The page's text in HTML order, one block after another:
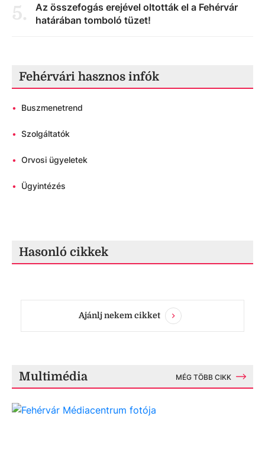
5.
Az összefogás erejével oltották el a Fehérvár
határában tomboló tüzet!
Fehérvári hasznos infók
• Buszmenetrend
• Szolgáltatók
• Orvosi ügyeletek
• Ügyintézés
Hasonló cikkek
Ajánlj nekem cikket
Multimédia MÉG TÖBB CIKK